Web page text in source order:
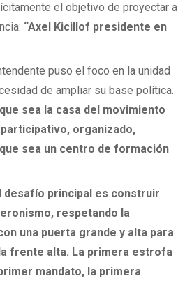
el objetivo de proyectar a
“Axel Kicillof presidente en
puso el foco en la unidad
de ampliar su base política.
sea la casa del movimiento
organizado,
sea un centro de formación
desafío principal es construir
respetando la
una puerta grande y alta para
frente alta. La primera estrofa
mandato, la primera